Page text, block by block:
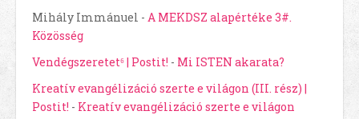
Mihály Immánuel - A MEKDSZ alapértéke 3#.
Közösség
Vendégszeretet⁶ | Postit! - Mi ISTEN akarata?
Kreatív evangélizáció szerte e világon (III. rész) |
Postit! - Kreatív evangélizáció szerte e világon